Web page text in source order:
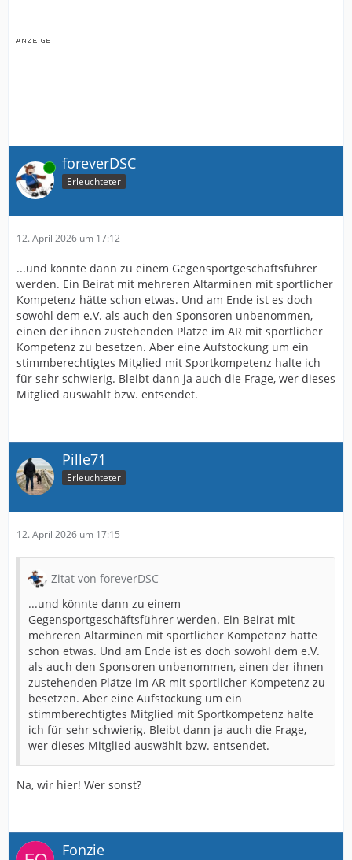
gegen den finanziellen Kollaps gekämpft hat und nicht
Absteiger.
Online foreverDSC
Erleuchteter
12. April 2026 um 17:12
...und könnte dann zu einem Gegensportgeschäftsführer
werden. Ein Beirat mit mehreren Altarminen mit sportlicher
Kompetenz hätte schon etwas. Und am Ende ist es doch
sowohl dem e.V. als auch den Sponsoren unbenommen,
einen der ihnen zustehenden Plätze im AR mit sportlicher
Kompetenz zu besetzen. Aber eine Aufstockung um ein
stimmberechtigtes Mitglied mit Sportkompetenz halte ich
für sehr schwierig. Bleibt dann ja auch die Frage, wer dieses
Mitglied auswählt bzw. entsendet.
Pille71
Erleuchteter
12. April 2026 um 17:15
Zitat von foreverDSC
...und könnte dann zu einem
Gegensportgeschäftsführer werden. Ein Beirat mit
mehreren Altarminen mit sportlicher Kompetenz hätte
schon etwas. Und am Ende ist es doch sowohl dem e.V.
als auch den Sponsoren unbenommen, einen der ihnen
zustehenden Plätze im AR mit sportlicher Kompetenz zu
besetzen. Aber eine Aufstockung um ein
stimmberechtigtes Mitglied mit Sportkompetenz halte
ich für sehr schwierig. Bleibt dann ja auch die Frage,
wer dieses Mitglied auswählt bzw. entsendet.
Na, wir hier! Wer sonst?
Fonzie